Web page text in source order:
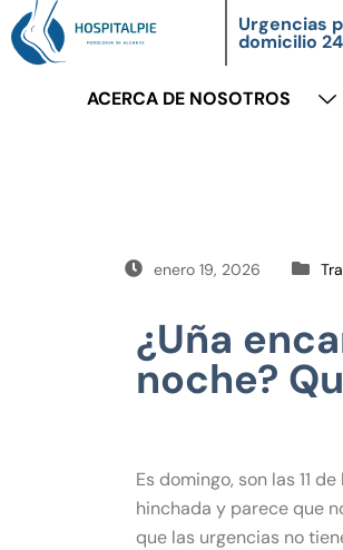
Urgencias
domicilio
ACERCA DE NOSOTROS
enero 19, 2026
¿Uña
noche?
Es domingo, son las 11
hinchada y parece que
que las urgencias no